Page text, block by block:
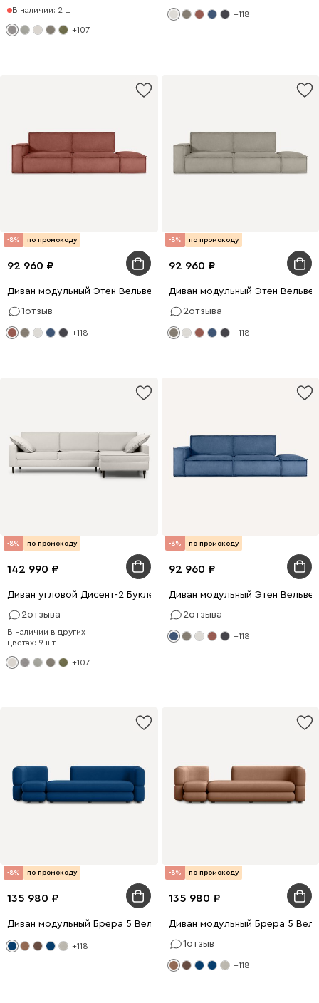
В наличии: 2 шт.
+107
+118
-8% по промокоду
92 960
Диван модульный Этен Вельвет Терракотовый
1отзыв
+118
-8% по промокоду
92 960
Диван модульный Этен
2отзыва
+118
-8% по промокоду
142 990
Диван угловой Дисент-2 Букле Молочный
2отзыва
В наличии в других
цветах: 9 шт.
+107
-8% по промокоду
92 960
Диван модульный Этен
2отзыва
+118
-8% по промокоду
135 980
Диван модульный Брера 5 Велюр Синий
+118
-8% по промокоду
135 980
Диван модульный Брера 5
1отзыв
+118